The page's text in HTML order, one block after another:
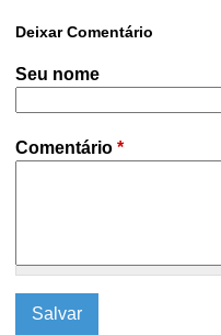
Deixar Comentário
Seu nome
Comentário *